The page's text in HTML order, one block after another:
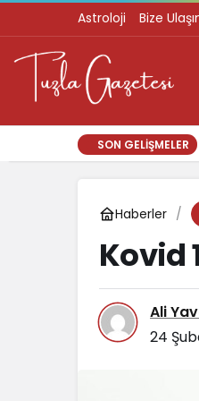
Astroloji Bize
SON GELIŞMELER
Haberler
Kovid
Ali
24